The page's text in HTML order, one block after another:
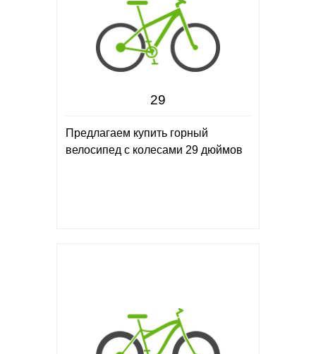
29
Предлагаем купить горный
велосипед с колесами 29 дюймов